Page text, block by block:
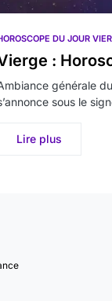
DU JOUR
:
générale
sous le
Lire plus